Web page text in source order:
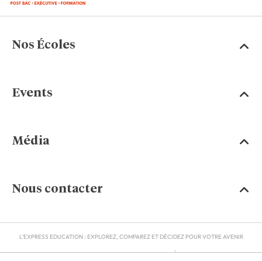
Nos Écoles
Events
Média
Nous contacter
L'EXPRESS EDUCATION : EXPLOREZ, COMPAREZ ET DÉCIDEZ POUR VOTRE AVENIR